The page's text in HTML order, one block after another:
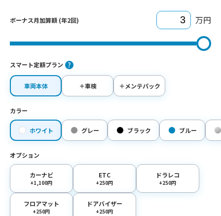
ボーナス月加算額 (年2回) 万円
スマート定額プラン
車両本体 ＋車検 ＋メンテパック
カラー
ホワイト グレー ブラック ブルー
オプション
カーナビ
+1,100円
ETC
+250円
ドラレコ
+250円
フロアマット
+250円
ドアバイザー
+250円